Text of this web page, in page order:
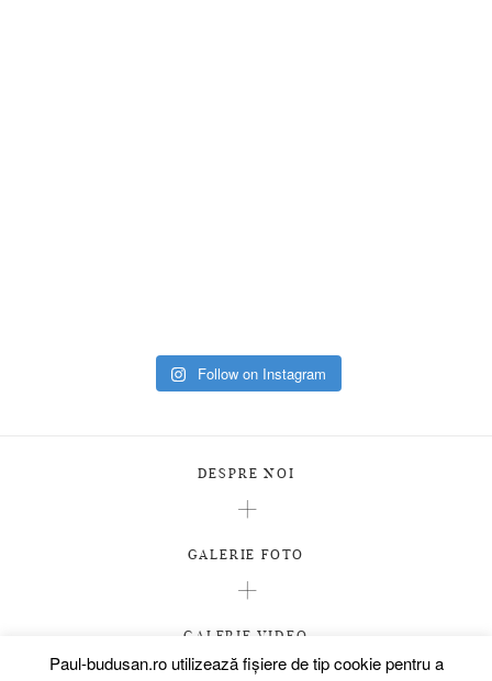
Follow on Instagram
DESPRE NOI
GALERIE FOTO
GALERIE VIDEO
PREMII
Paul-budusan.ro utilizează fişiere de tip cookie pentru a